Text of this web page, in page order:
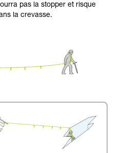
pas la stopper et risque
la crevasse.